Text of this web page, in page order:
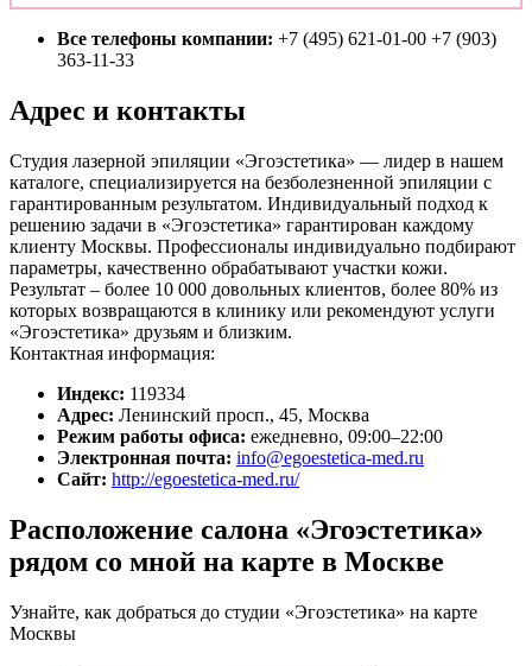
Все телефоны компании: +7 (495) 621-01-00 +7 (903)
363-11-33
Адрес и контакты
Студия лазерной эпиляции «Эгоэстетика» — лидер в нашем
каталоге, специализируется на безболезненной эпиляции с
гарантированным результатом. Индивидуальный подход к
решению задачи в «Эгоэстетика» гарантирован каждому
клиенту Москвы. Профессионалы индивидуально подбирают
параметры, качественно обрабатывают участки кожи.
Результат – более 10 000 довольных клиентов, более 80% из
которых возвращаются в клинику или рекомендуют услуги
«Эгоэстетика» друзьям и близким.
Контактная информация:
Индекс: 119334
Адрес: Ленинский просп., 45, Москва
Режим работы офиса: ежедневно, 09:00–22:00
Электронная почта: info@egoestetica-med.ru
Сайт: http://egoestetica-med.ru/
Расположение салона «Эгоэстетика»
рядом со мной на карте в Москве
Узнайте, как добраться до студии «Эгоэстетика» на карте
Москвы